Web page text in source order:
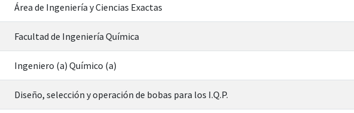
Área de Ingeniería y Ciencias Exactas
Facultad de Ingeniería Química
Ingeniero (a) Químico (a)
Diseño, selección y operación de bobas para los I.Q.P.